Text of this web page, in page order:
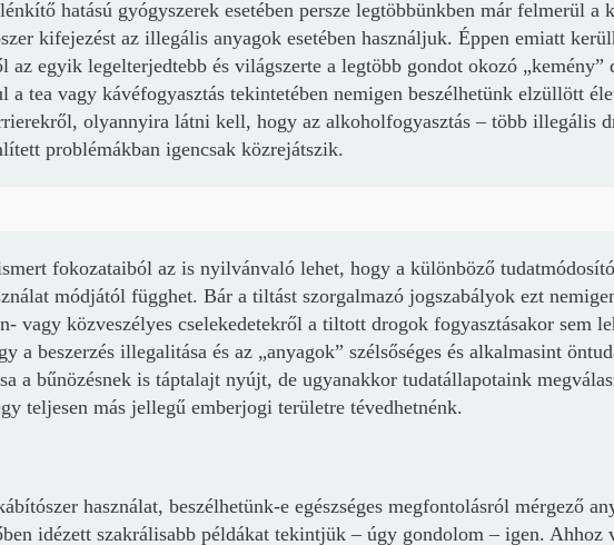
hatású gyógyszerek esetében persze legtöbbünkben már felmerül a
kifejezést az illegális anyagok esetében használjuk. Éppen emiatt
az egyik legelterjedtebb és világszerte a legtöbb gondot okozó „kemény”
a tea vagy kávéfogyasztás tekintetében nemigen beszélhetünk elzüllött
olyannyira látni kell, hogy az alkoholfogyasztás – több illegális
problémákban igencsak közrejátszik.
fokozataiból az is nyilvánvaló lehet, hogy a különböző
módjától függhet. Bár a tiltást szorgalmazó jogszabályok ezt
vagy közveszélyes cselekedetekről a tiltott drogok fogyasztásakor sem
a beszerzés illegalitása és az „anyagok” szélsőséges és alkalmasint
a bűnözésnek is táptalajt nyújt, de ugyanakkor tudatállapotaink
teljesen más jellegű emberjogi területre tévedhetnénk.
használat, beszélhetünk-e egészséges megfontolásról mérgező
idézett szakrálisabb példákat tekintjük – úgy gondolom – igen. Ahhoz